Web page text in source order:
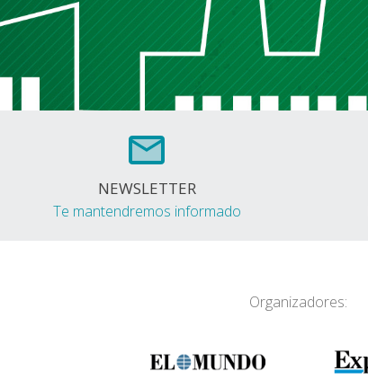
NEWSLETTER
Te mantendremos informado
Organizadores: